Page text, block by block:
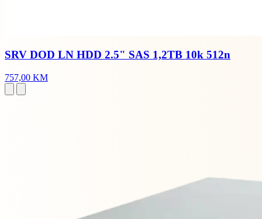
SRV DOD LN HDD 2.5" SAS 1,2TB 10k 512n
757,00 KM